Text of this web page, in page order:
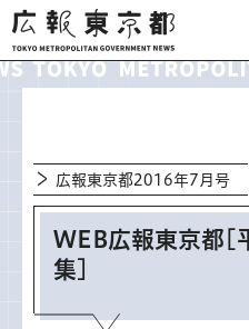
広報東京都
広報東京都2016年7月号
WEB広報東京都[
集]